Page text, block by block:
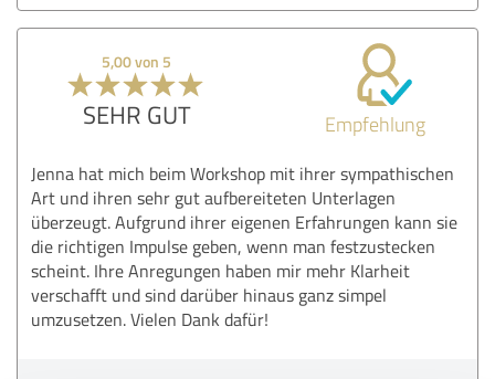
5,00 von 5
SEHR GUT Empfehlung
Jenna hat mich beim Workshop mit ihrer sympathischen
Art und ihren sehr gut aufbereiteten Unterlagen
überzeugt. Aufgrund ihrer eigenen Erfahrungen kann sie
die richtigen Impulse geben, wenn man festzustecken
scheint. Ihre Anregungen haben mir mehr Klarheit
verschafft und sind darüber hinaus ganz simpel
umzusetzen. Vielen Dank dafür!